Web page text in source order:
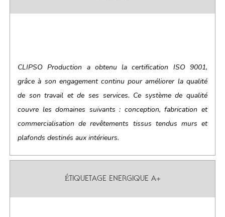
CLIPSO Production a obtenu la certification ISO 9001,
grâce à son engagement continu pour améliorer la qualité
de son travail et de ses services. Ce système de qualité
couvre les domaines suivants : conception, fabrication et
commercialisation de revêtements tissus tendus murs et
plafonds destinés aux intérieurs.
ÉTIQUETAGE ENERGIQUE A+